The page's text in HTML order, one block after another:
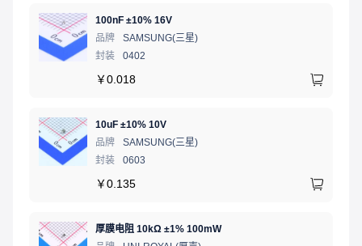
100nF ±10% 16V
品牌
SAMSUNG(三星)
封装
0402
￥0.018
10uF ±10% 10V
品牌
SAMSUNG(三星)
封装
0603
￥0.135
厚膜电阻 10kΩ ±1% 100mW